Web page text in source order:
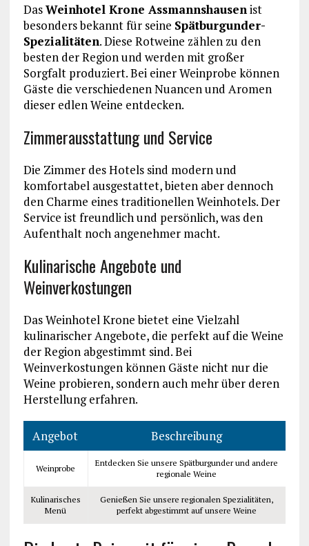
DasWeinhotel Krone Assmannshausenist
besonders bekannt für seine Spätburgunder-
Spezialitäten. Diese Rotweine zählen zu den
besten der Region und werden mit großer
Sorgfalt produziert. Bei einer Weinprobe können
Gäste die verschiedenen Nuancen und Aromen
dieser edlen Weine entdecken.
Zimmerausstattung und Service
Die Zimmer des Hotels sind modern und
komfortabel ausgestattet, bieten aber dennoch
den Charme eines traditionellen Weinhotels. Der
Service ist freundlich und persönlich, was den
Aufenthalt noch angenehmer macht.
Kulinarische Angebote und
Weinverkostungen
Das Weinhotel Krone bietet eine Vielzahl
kulinarischer Angebote, die perfekt auf die Weine
der Region abgestimmt sind. Bei
Weinverkostungen können Gäste nicht nur die
Weine probieren, sondern auch mehr über deren
Herstellung erfahren.
Angebot Beschreibung
Weinprobe
Entdecken Sie unsere Spätburgunder und andere
regionale Weine
Kulinarisches
Menü
Genießen Sie unsere regionalen Spezialitäten,
perfekt abgestimmt auf unsere Weine